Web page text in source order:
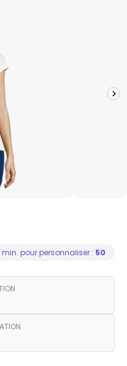
min. pour personnaliser : 50